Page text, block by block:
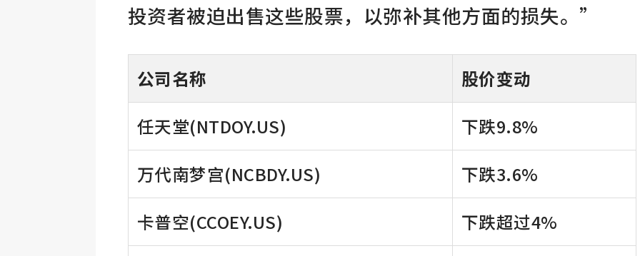
投资者被迫出售这些股票，以弥补其他方面的损失。”
公司名称
股价变动
任天堂(NTDOY.US)
下跌9.8%
万代南梦宫(NCBDY.US)
下跌3.6%
卡普空(CCOEY.US)
下跌超过4%